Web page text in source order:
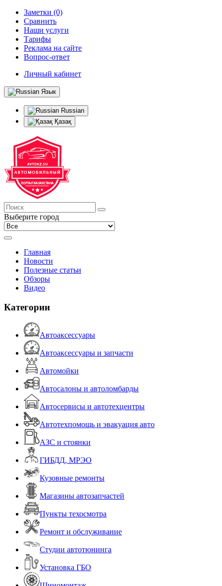
Заметки (0)
Сравнить
Наши услуги
Тарифы
Реклама на сайте
Вопрос-ответ
Личный кабинет
Язык
Russian
Қазақ
Выберите город
Главная
Новости
Полезные статьи
Обзоры
Видео
Категории
Автоаксессуары
Автоаксессуары и запчасти
Автомойки
Автосалоны и автоломбарды
Автосервисы и автотехцентры
Автотехпомощь и эвакуация авто
АЗС и стоянки
ГИБДД, МРЭО
Кузовные ремонты
Магазины автозапчастей
Пункты техосмотра
Ремонт и обслуживание
Студии автотюнинга
Установка ГБО